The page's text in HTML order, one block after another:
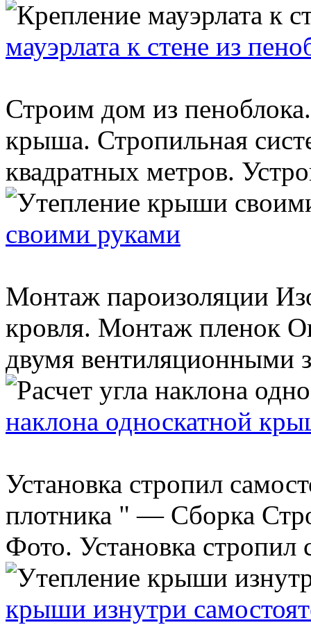
мауэрлата к стене из
Строим дом из
крыша. Стропильная
квадратных метров.
своими руками
Монтаж пароизоляции
кровля. Монтаж пленок
двумя вентиляционными
наклона односкатной
Установка стропил
плотника " — Сборка
Фото. Установка стропил
крыши изнутри